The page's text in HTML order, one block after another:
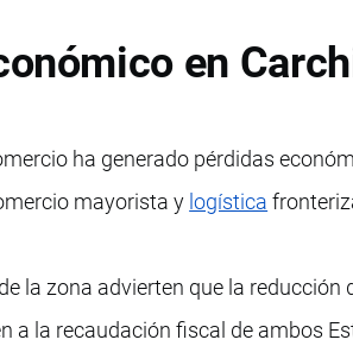
en
ha generado pérdidas
mayorista y logística
la zona advierten que la
a la recaudación fiscal de ambos